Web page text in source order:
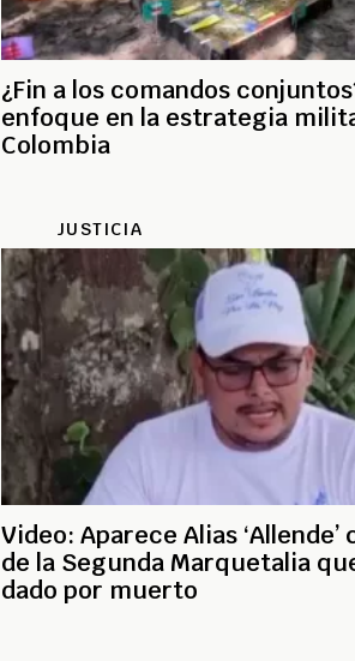
¿Fin a los comandos
enfoque en la estrategia
Colombia
JUSTICIA
Video: Aparece Alias ‘Allende’
de la Segunda Marquetalia
dado por muerto